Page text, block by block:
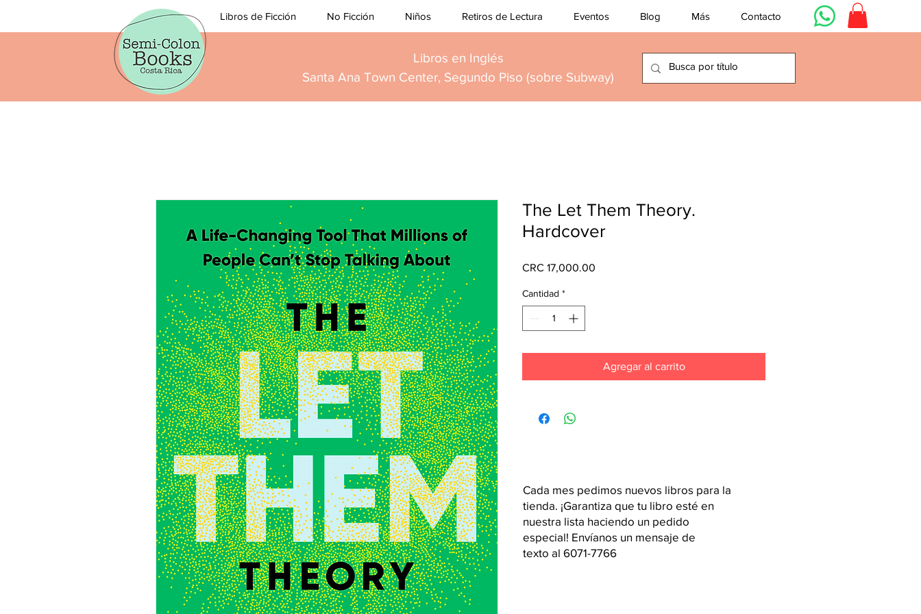
Libros de Ficción No Ficción Niños Retiros de Lectura Eventos Blog Más Contacto
Libros en Inglés
Santa Ana Town Center, Segundo Piso (sobre Subway)
The Let Them Theory.
Hardcover
CRC 17,000.00
Cantidad *
Agregar al carrito
Cada mes pedimos nuevos libros para la
tienda. ¡Garantiza que tu libro esté en
nuestra lista haciendo un pedido
especial! Envíanos un mensaje de
texto al 6071-7766